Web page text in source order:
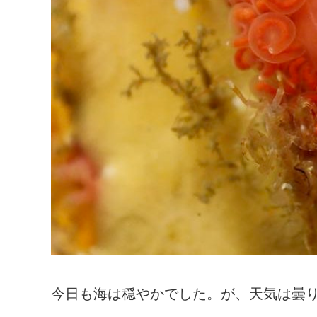
今日も海は穏やかでした。が、天気は曇